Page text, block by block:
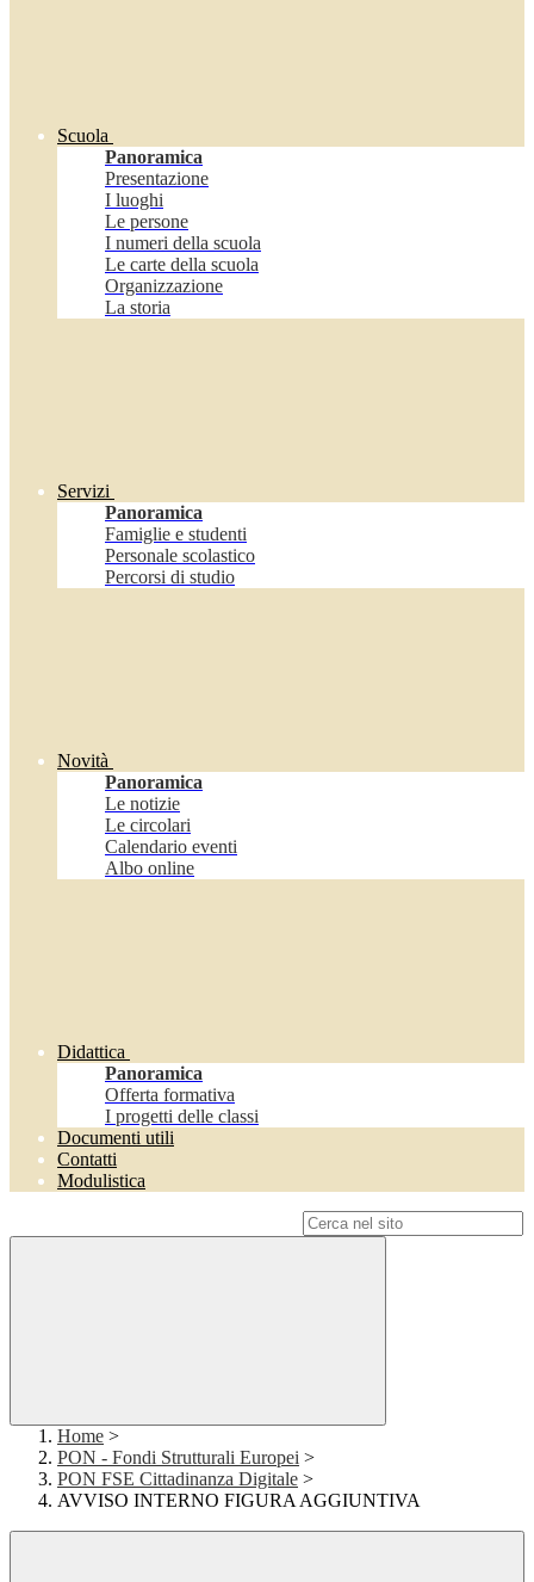
Scuola
Panoramica
Presentazione
I luoghi
Le persone
I numeri della scuola
Le carte della scuola
Organizzazione
La storia
Servizi
Panoramica
Famiglie e studenti
Personale scolastico
Percorsi di studio
Novità
Panoramica
Le notizie
Le circolari
Calendario eventi
Albo online
Didattica
Panoramica
Offerta formativa
I progetti delle classi
Documenti utili
Contatti
Modulistica
Home >
PON - Fondi Strutturali Europei >
PON FSE Cittadinanza Digitale >
AVVISO INTERNO FIGURA AGGIUNTIVA